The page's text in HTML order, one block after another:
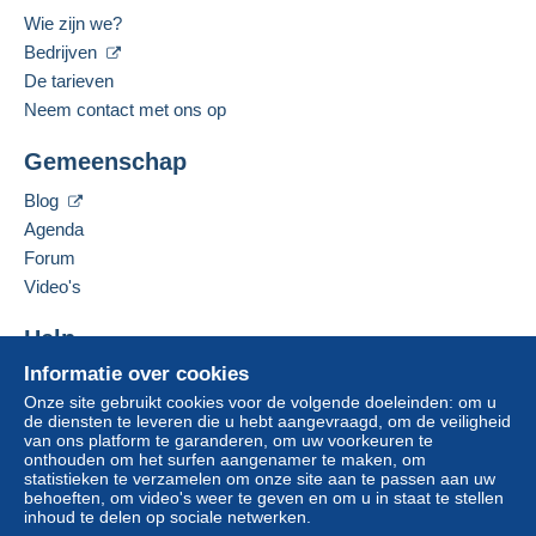
den
Betalingsvoorwaarden:
Alle betalingen worden gedaan metcredit/debitcard of
overschrijving naar uw saldo. Er worden geen
betalingen gedaan per cheque of bankoverschrijving
rechtstreeks aan de verkoper.
De koper gebruikt de middelen die Delcampe ter
Hongkong SAR van China
Gesproken taal:
Engels (Verenigd Koninkrijk)
De verkoper contacteren
Informatie over cookies
Onze site gebruikt cookies voor de volgende doeleinden: om u
de diensten te leveren die u hebt aangevraagd, om de veiligheid
van ons platform te garanderen, om uw voorkeuren te
onthouden om het surfen aangenamer te maken, om
statistieken te verzamelen om onze site aan te passen aan uw
behoeften, om video's weer te geven en om u in staat te stellen
inhoud te delen op sociale netwerken.
Wie zijn we?
Bedrijven
De tarieven
Neem contact met ons op
Gemeenschap
Blog
Agenda
Forum
Video's
Help
Hulpcentrum
Kopen op Delcampe
Verkopen op Delcampe
Een beveiligde website